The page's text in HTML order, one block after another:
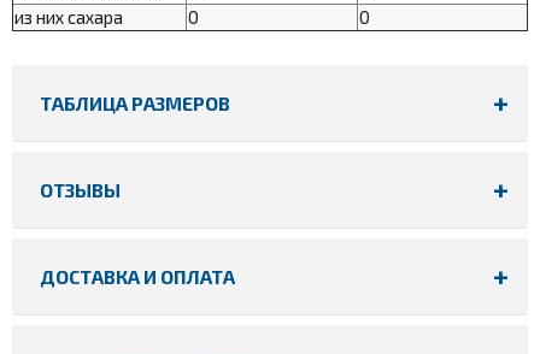
из них сахара
0 0
ТАБЛИЦА РАЗМЕРОВ
ОТЗЫВЫ
ДОСТАВКА И ОПЛАТА